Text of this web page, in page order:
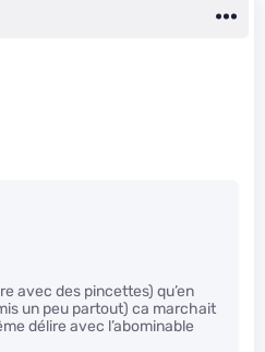
avec des pincettes) qu’en
un peu partout) ca marchait
délire avec l’abominable